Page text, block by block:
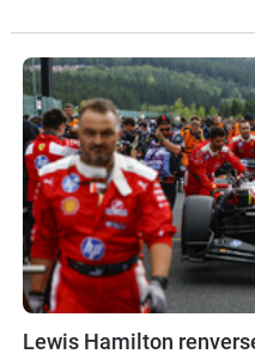
Lewis Hamilton